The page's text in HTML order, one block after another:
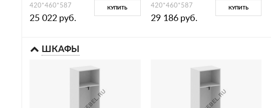
420*460*587
25 022 руб.
КУПИТЬ 420*460*587
29 186 руб.
КУПИТЬ
ШКАФЫ